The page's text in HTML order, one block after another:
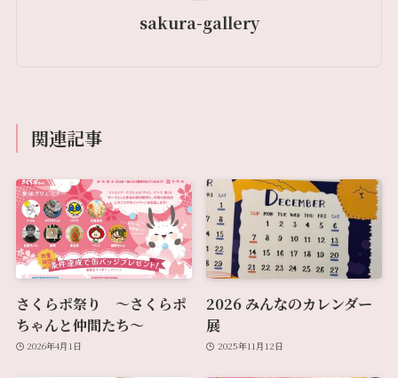
sakura-gallery
関連記事
さくらポ祭り 〜さくらポ
ちゃんと仲間たち〜
2026年4月1日
2026 みんなのカレンダー
展
2025年11月12日